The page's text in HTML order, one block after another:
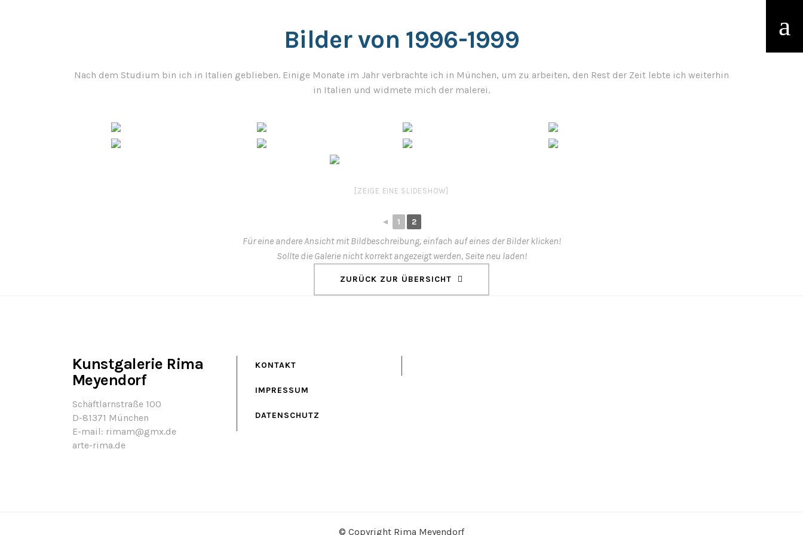
Bilder von 1996-1999
Nach dem Studium bin ich in Italien geblieben. Einige Monate im Jahr verbrachte ich in München, um zu arbeiten, den Rest der Zeit lebte ich weiterhin
in Italien und widmete mich der malerei.
[ZEIGE EINE SLIDESHOW]
◄ 1 2
Für eine andere Ansicht mit Bildbeschreibung, einfach auf eines der Bilder klicken!
Sollte die Galerie nicht korrekt angezeigt werden, Seite neu laden!
ZURÜCK ZUR ÜBERSICHT
Kunstgalerie Rima
Meyendorf
Schäftlarnstraße 100
D-81371 München
E-mail: rimam@gmx.de
arte-rima.de
KONTAKT
IMPRESSUM
DATENSCHUTZ
© Copyright Rima Meyendorf